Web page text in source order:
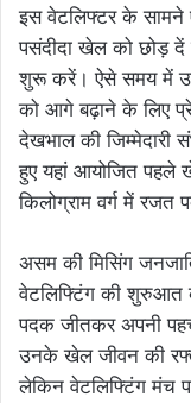
इस वेटलिफ्टर के
पसंदीदा खेल को छोड़ दें
शुरू करें। ऐसे समय में
को आगे बढ़ाने के लिए
देखभाल की जिम्मेदारी
हुए यहां आयोजित पहले
किलोग्राम वर्ग में रजत
असम की मिसिंग
वेटलिफ्टिंग की शुरुआत
पदक जीतकर अपनी
उनके खेल जीवन की
लेकिन वेटलिफ्टिंग मंच